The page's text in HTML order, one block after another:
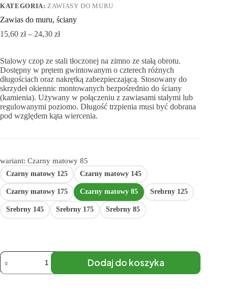
KATEGORIA: ZAWIASY DO MURU
Zawias do muru, ściany
15,60 zł– 24,30 zł
Stalowy czop ze stali tłoczonej na zimno ze stałą obrotu.
Dostępny w prętem gwintowanym o czterech różnych
długościach oraz nakrętką zabezpieczającą. Stosowany do
skrzydeł okiennic montowanych bezpośrednio do ściany
(kamienia). Używany w połączeniu z zawiasami stałymi lub
regulowanymi poziomo. Długość trzpienia musi być dobrana
pod względem kąta wiercenia.
wariant: Czarny matowy 85
Czarny matowy 125 Czarny matowy 145
Czarny matowy 175 Czarny matowy 85 Srebrny 125
Srebrny 145 Srebrny 175 Srebrny 85
Dodaj do koszyka